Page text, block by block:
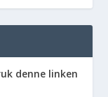
denne linken